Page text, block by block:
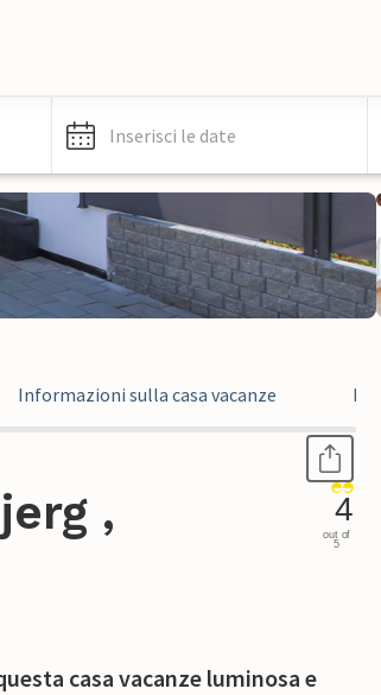
Inserisci le date
Informazioni sulla casa vacanze
,
4
out of
5
casa vacanze luminosa e